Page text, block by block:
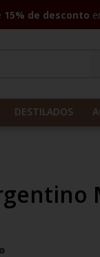
15% de desconto
DESTILADOS